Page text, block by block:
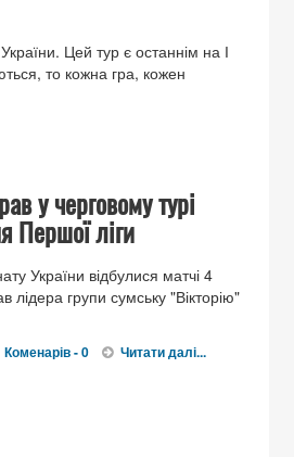
Цей тур є останнім на І
то кожна гра, кожен
у черговому турі
Першої ліги
України відбулися матчі 4
групи сумську "Вікторію"
Коменарів - 0 Читати далі...